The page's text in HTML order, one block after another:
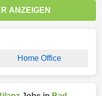
ANZEIGEN
Home Office